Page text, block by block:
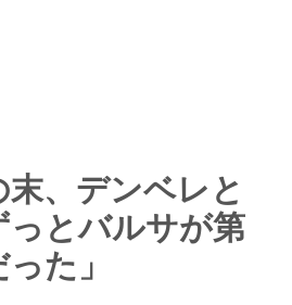
、デンベレと
っとバルサが第
た」